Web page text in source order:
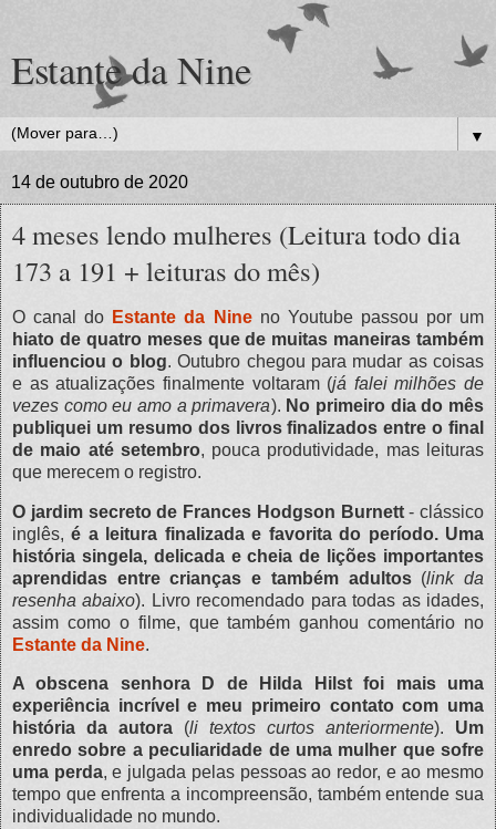
Estante da Nine
▼
14 de outubro de 2020
4 meses lendo mulheres (Leitura todo dia
173 a 191 + leituras do mês)
O canal do Estante da Nineno Youtube passou por um
hiato de quatro meses que de muitas maneiras também
influenciou o blog. Outubro chegou para mudar as coisas
e as atualizações finalmente voltaram (já falei milhões de
vezes como eu amo a primavera). No primeiro dia do mês
publiquei um resumo dos livros finalizados entre o final
de maio até setembro, pouca produtividade, mas leituras
que merecem o registro.
O jardim secreto de Frances Hodgson Burnett- clássico
inglês,é a leitura finalizada e favorita do período. Uma
história singela, delicada e cheia de lições importantes
aprendidas entre crianças e também adultos(link da
resenha abaixo). Livro recomendado para todas as idades,
assim como o filme, que também ganhou comentário no
Estante da Nine.
A obscena senhora D de Hilda Hilst foi mais uma
experiência incrível e meu primeiro contato com uma
história da autora (li textos curtos anteriormente). Um
enredo sobre a peculiaridade de uma mulher que sofre
uma perda, e julgada pelas pessoas ao redor, e ao mesmo
tempo que enfrenta a incompreensão, também entende sua
individualidade no mundo.